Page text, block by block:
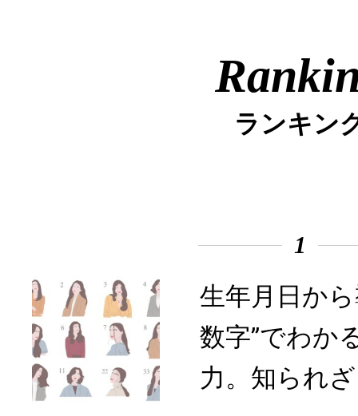
ランキン
1
生年月日か
数字”でわか
力。知られ